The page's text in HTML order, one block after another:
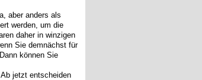
aber anders als
werden, um die
daher in winzigen
Sie demnächst für
können Sie
jetzt entscheiden